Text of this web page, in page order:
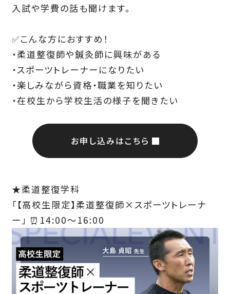
入試や学費の話も聞けます。
✅こんな方におすすめ！
・柔道整復師や鍼灸師に興味がある
・スポーツトレーナーになりたい
・楽しみながら資格・職業を知りたい
・在校生から学校生活の様子を聞きたい
お申し込みはこちら
★柔道整復学科
「【高校生限定】柔道整復師×スポーツトレーナ
ー」 ⏰14:00～16:00